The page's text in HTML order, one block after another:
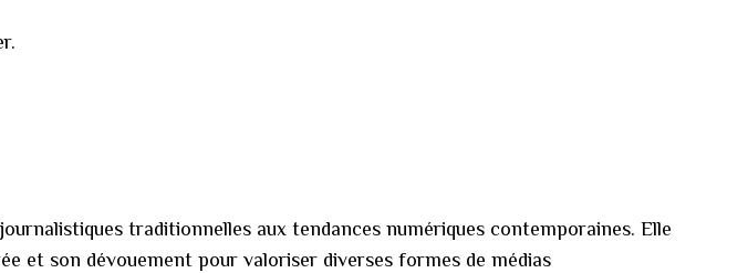
traditionnelles aux tendances numériques contemporaines. Elle
et son dévouement pour valoriser diverses formes de médias